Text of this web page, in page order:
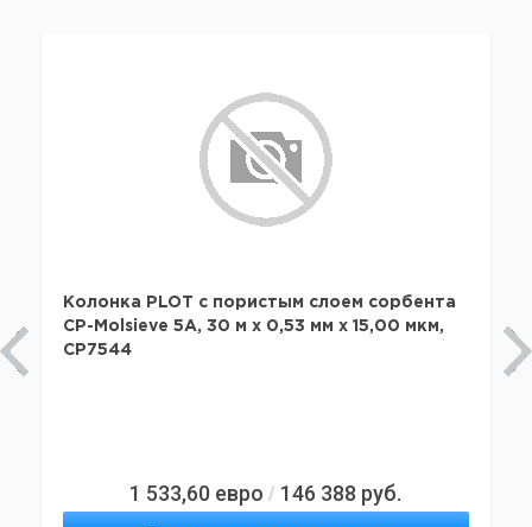
Колонка PLOT с пористым слоем сорбента
CP-Molsieve 5A, 30 м x 0,53 мм х 15,00 мкм,
CP7544
1 533,60 евро / 146 388 руб.